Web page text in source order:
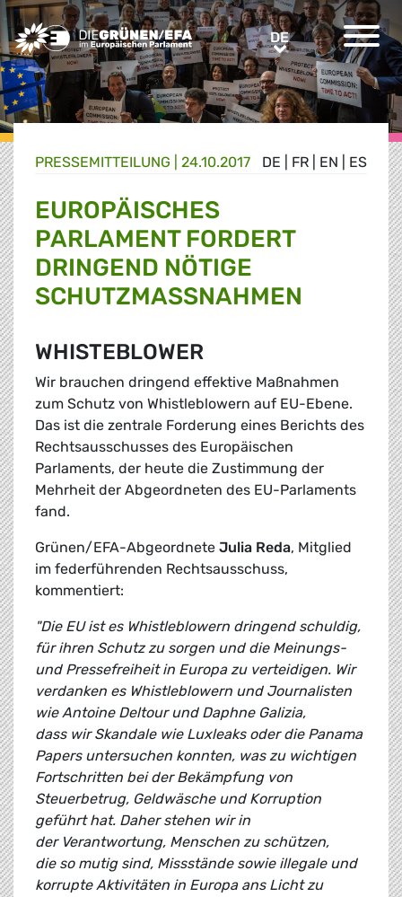
Greens/EFA Home DEDE
DE FR EN ES
PRESSE­MITTEILUNG 24.10.2017
EUROPÄISCHES
PARLAMENT FORDERT
DRINGEND NÖTIGE
SCHUTZMASSNAHMEN
WHISTEBLOWER
Wir brauchen dringend effektive Maßnahmen
zum Schutz von Whistleblowern auf EU-Ebene.
Das ist die zentrale Forderung eines Berichts des
Rechtsausschusses des Europäischen
Parlaments, der heute die Zustimmung der
Mehrheit der Abgeordneten des EU-Parlaments
fand.
Grünen/EFA-Abgeordnete Julia Reda, Mitglied
im federführenden Rechtsausschuss,
kommentiert:
"Die EU ist es Whistleblowern dringend schuldig,
für ihren Schutz zu sorgen und die Meinungs-
und Pressefreiheit in Europa zu verteidigen. Wir
verdanken es Whistleblowern und Journalisten
wie Antoine Deltour und Daphne Galizia,
dass wir Skandale wie Luxleaks oder die Panama
Papers untersuchen konnten, was zu wichtigen
Fortschritten bei der Bekämpfung von
Steuerbetrug, Geldwäsche und Korruption
geführt hat. Daher stehen wir in
der Verantwortung, Menschen zu schützen,
die so mutig sind, Missstände sowie illegale und
korrupte Aktivitäten in Europa ans Licht zu